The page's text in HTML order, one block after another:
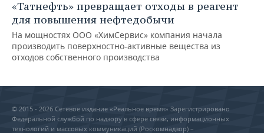
«Татнефть» превращает отходы в реагент
для повышения нефтедобычи
На мощностях ООО «ХимСервис» компания начала
производить поверхностно-активные вещества из
отходов собственного производства
© 2015 - 2026 Сетевое издание «Реальное время» Зарегистрировано
Федеральной службой по надзору в сфере связи, информационных
технологий и массовых коммуникаций (Роскомнадзор) –